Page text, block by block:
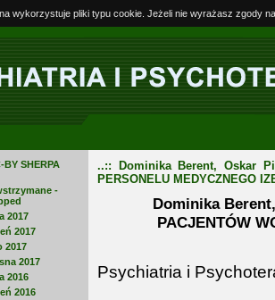
wykorzystuje pliki typu cookie. Jeżeli nie wyrażasz zgody
SHERPA
-
2017
2017
2017
2017
2016
2016
..:: Dominika Berent, Oskar
PERSONELU MEDYCZNEGO
Dominika
PACJENTÓW
Psychiatria i